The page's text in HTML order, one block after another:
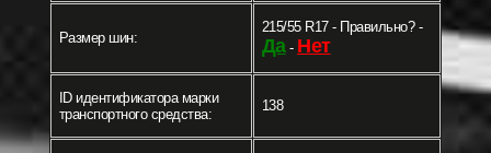
Размер шин:
215/55 R17 - Правильно? -
Да- Нет
ID идентификатора марки
транспортного средства:
138